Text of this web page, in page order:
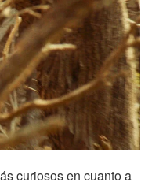
curiosos en cuanto a